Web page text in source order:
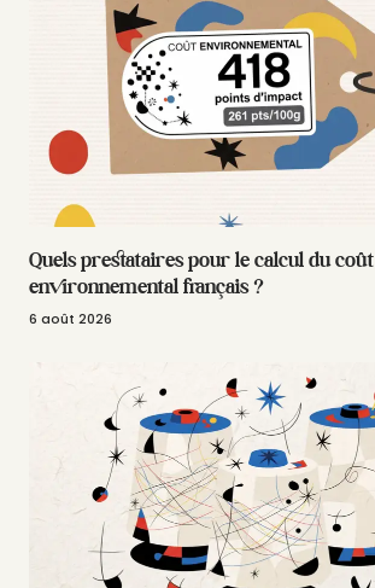
Quels prestataires pour le calcul du coût
environnemental français ?
6 août 2026